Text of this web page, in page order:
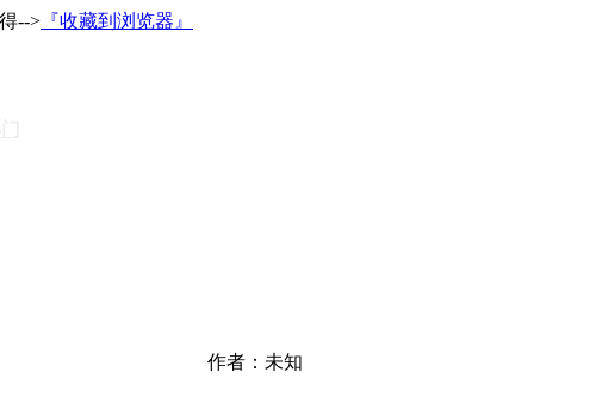
--> 『收藏到浏览器』
作者：未知